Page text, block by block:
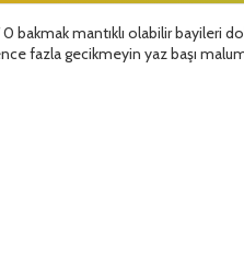
bakmak mantıklı olabilir bayileri
fazla gecikmeyin yaz başı